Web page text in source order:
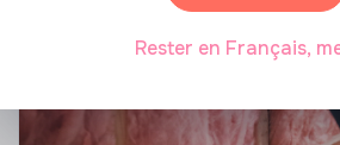
Rester en Français,